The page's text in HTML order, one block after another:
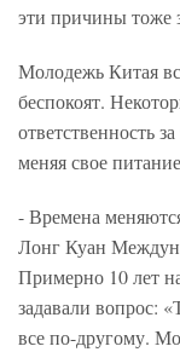
эти причины тоже
Молодежь Китая
беспокоят.
ответственность
меняя свое
- Времена
Лонг Куан
Примерно 10 лет
задавали вопрос:
все по-другому.